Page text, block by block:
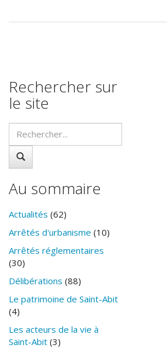
Rechercher sur
le site
Au sommaire
Actualités (62)
Arrêtés d'urbanisme (10)
Arrêtés réglementaires
(30)
Délibérations (88)
Le patrimoine de Saint-Abit
(4)
Les acteurs de la vie à
Saint-Abit (3)